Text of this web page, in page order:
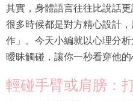
其實，身體語言往往比說話
很多時候都是對方精心設計
作」。今天小編就以心理分
曖昧觸碰，讓你一秒看穿他的
輕碰手臂或肩膀：